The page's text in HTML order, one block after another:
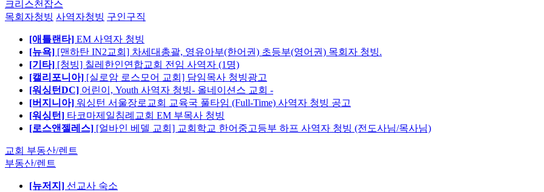
크리스천잡스
목회자청빙 사역자청빙 구인구직
[애틀랜타] EM 사역자 청빙
[뉴욕] [맨하탄 IN2교회] 차세대총괄, 영유아부(한어권) 초등부(영어권) 목회자 청빙.
[기타] [청빙] 칠레한인연합교회 전임 사역자 (1명)
[캘리포니아] [실로암 로스모어 교회] 담임목사 청빙광고
[워싱턴DC] 어린이, Youth 사역자 청빙- 올네이션스 교회 -
[버지니아] 워싱턴 서울장로교회 교육국 풀타임 (Full-Time) 사역자 청빙 공고
[워싱턴] 타코마제일침례교회 EM 부목사 청빙
[로스앤젤레스] [얼바인 베델 교회] 교회학교 한어중고등부 하프 사역자 청빙 (전도사님/목사님)
교회 부동산/렌트
부동산/렌트
[뉴저지] 선교사 숙소